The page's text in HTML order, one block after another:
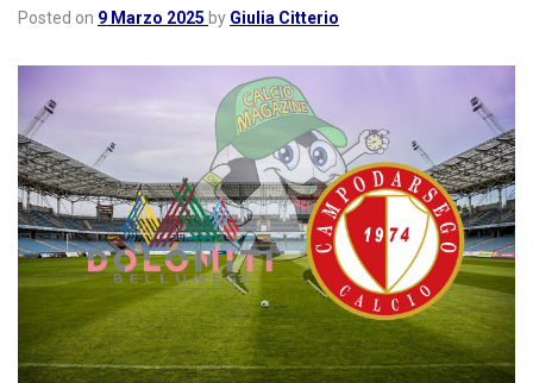
Posted on 9 Marzo 2025 by Giulia Citterio